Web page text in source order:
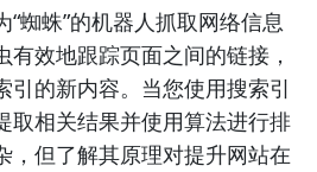
蜘蛛”的机器人抓取网络信息
效地跟踪页面之间的链接，
引的新内容。当您使用搜索引
取相关结果并使用算法进行排
，但了解其原理对提升网站在